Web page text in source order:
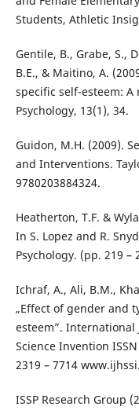
Students, Athletic
Gentile, B., Grabe, S.,
B.E., & Maitino, A.
specific self-esteem: A
Psychology, 13(1), 34.
Guidon, M.H. (2009).
and Interventions.
9780203884324.
Heatherton, T.F. &
In S. Lopez and R.
Psychology. (pp. 219 –
Ichraf, A., Ali, B.M.,
„Effect of gender and
esteem”. International
Science Invention
2319 – 7714
ISSP Research Group